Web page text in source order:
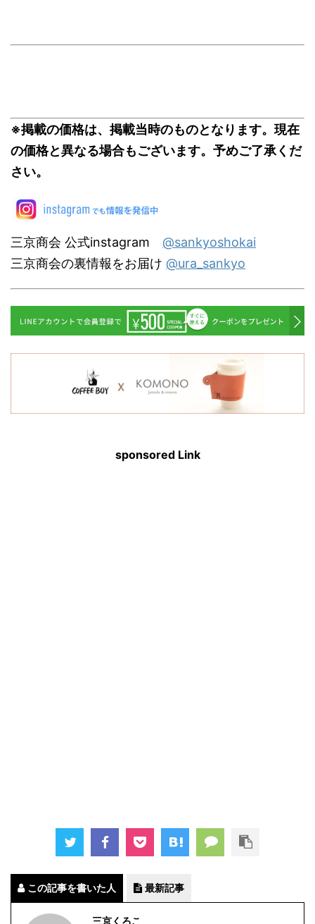
※掲載の価格は、掲載当時のものとなります。現在
の価格と異なる場合もございます。予めご了承くだ
さい。
三京商会 公式instagram @sankyoshokai
三京商会の裏情報をお届け @ura_sankyo
sponsored Link
この記事を書いた人 最新記事
三京くろこ